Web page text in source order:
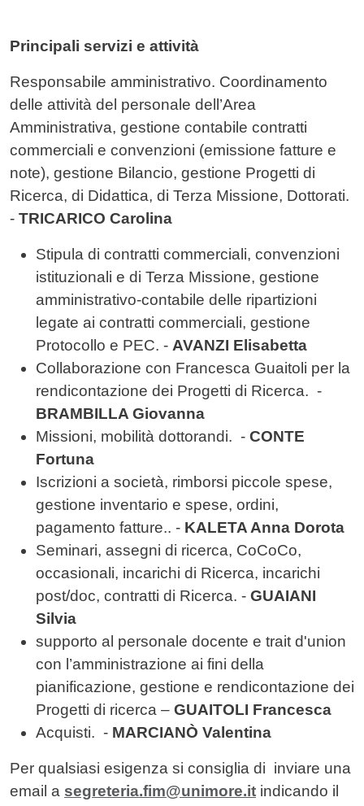
Principali servizi e attività
Responsabile amministrativo. Coordinamento
delle attività del personale dell’Area
Amministrativa, gestione contabile contratti
commerciali e convenzioni (emissione fatture e
note), gestione Bilancio, gestione Progetti di
Ricerca, di Didattica, di Terza Missione, Dottorati.
- TRICARICO Carolina
Stipula di contratti commerciali, convenzioni
istituzionali e di Terza Missione, gestione
amministrativo-contabile delle ripartizioni
legate ai contratti commerciali, gestione
Protocollo e PEC. - AVANZI Elisabetta
Collaborazione con Francesca Guaitoli per la
rendicontazione dei Progetti di Ricerca. -
BRAMBILLA Giovanna
Missioni, mobilità dottorandi. - CONTE
Fortuna
Iscrizioni a società, rimborsi piccole spese,
gestione inventario e spese, ordini,
pagamento fatture.. - KALETA Anna Dorota
Seminari, assegni di ricerca, CoCoCo,
occasionali, incarichi di Ricerca, incarichi
post/doc, contratti di Ricerca. - GUAIANI
Silvia
supporto al personale docente e trait d'union
con l’amministrazione ai fini della
pianificazione, gestione e rendicontazione dei
Progetti di ricerca – GUAITOLI Francesca
Acquisti. - MARCIANÒ Valentina
Per qualsiasi esigenza si consiglia di inviare una
email a segreteria.fim@unimore.it indicando il